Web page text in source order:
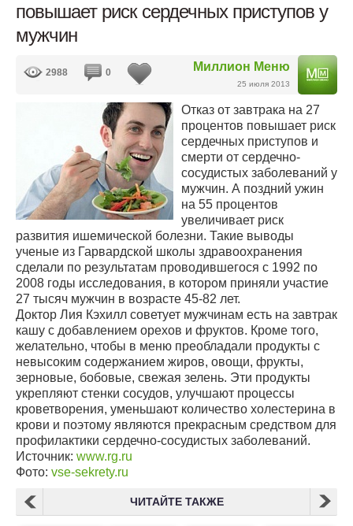
повышает риск сердечных приступов у
мужчин
Миллион Меню
25 июля 2013
2988 0
Отказ от завтрака на 27
процентов повышает риск
сердечных приступов и
смерти от сердечно-
сосудистых заболеваний у
мужчин. А поздний ужин
на 55 процентов
увеличивает риск
развития ишемической болезни. Такие выводы
ученые из Гарвардской школы здравоохранения
сделали по результатам проводившегося с 1992 по
2008 годы исследования, в котором приняли участие
27 тысяч мужчин в возрасте 45-82 лет.
Доктор Лия Кэхилл советует мужчинам есть на завтрак
кашу с добавлением орехов и фруктов. Кроме того,
желательно, чтобы в меню преобладали продукты с
невысоким содержанием жиров, овощи, фрукты,
зерновые, бобовые, свежая зелень. Эти продукты
укрепляют стенки сосудов, улучшают процессы
кроветворения, уменьшают количество холестерина в
крови и поэтому являются прекрасным средством для
профилактики сердечно-сосудистых заболеваний.
Источник: www.rg.ru
Фото: vse-sekrety.ru
ЧИТАЙТЕ ТАКЖЕ